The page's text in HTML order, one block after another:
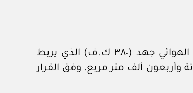
أولاً: الموافقة على البدء في إجراءات نزع ملكية الأراضي الواقعة بمنطقة تبوك، والمتداخلة مع حرم الخط الهوائي جهد (٣٨٠ ك.ف) الذي يربط
مقدارها (٤٫٥٤٠٫٠٠٠م٢) أربعة ملايين وخمسمائة وأربعون ألف متر مربع، وفق القرار